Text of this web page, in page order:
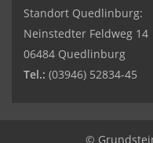
Standort Quedlinburg:
Neinstedter Feldweg 14
06484 Quedlinburg
Tel.: (03946) 52834-45
©